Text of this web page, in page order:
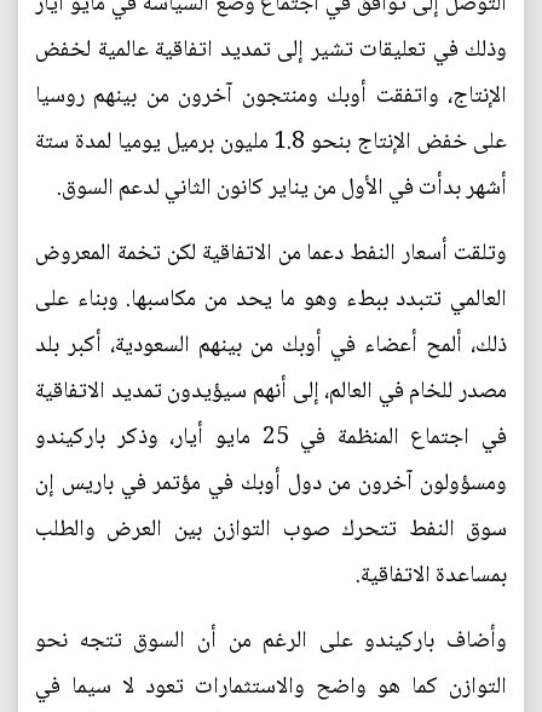
وذلك في تعليقات تشير إلى تمديد اتفاقية عالمية لخفض
الإنتاج، واتفقت أوبك ومنتجون آخرون من بينهم روسيا
على خفض الإنتاج بنحو 1.8 مليون برميل يوميا لمدة ستة
أشهر بدأت في الأول من يناير كانون الثاني لدعم السوق.
وتلقت أسعار النفط دعما من الاتفاقية لكن تخمة المعروض
العالمي تتبدد ببطء وهو ما يحد من مكاسبها. وبناء على
ذلك، ألمح أعضاء في أوبك من بينهم السعودية، أكبر بلد
مصدر للخام في العالم، إلى أنهم سيؤيدون تمديد الاتفاقية
في اجتماع المنظمة في 25 مايو أيار، وذكر باركيندو
ومسؤولون آخرون من دول أوبك في مؤتمر في باريس إن
سوق النفط تتحرك صوب التوازن بين العرض والطلب
بمساعدة الاتفاقية.
وأضاف باركيندو على الرغم من أن السوق تتجه نحو
التوازن كما هو واضح والاستثمارات تعود لا سيما في